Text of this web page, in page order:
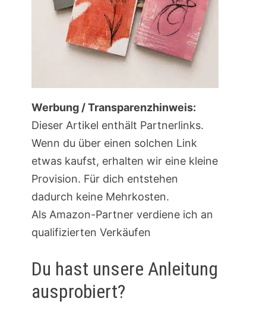
Werbung / Transparenzhinweis:
Dieser Artikel enthält Partnerlinks.
Wenn du über einen solchen Link
etwas kaufst, erhalten wir eine kleine
Provision. Für dich entstehen
dadurch keine Mehrkosten.
Als Amazon-Partner verdiene ich an
qualifizierten Verkäufen
Du hast unsere Anleitung
ausprobiert?